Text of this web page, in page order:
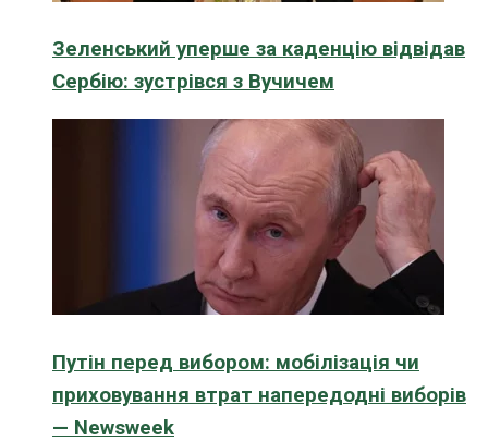
Зеленський уперше за каденцію відвідав
Сербію: зустрівся з Вучичем
Путін перед вибором: мобілізація чи
приховування втрат напередодні виборів
— Newsweek